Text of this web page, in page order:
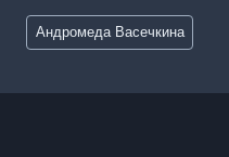
Метки
записи:
Андромеда Васечкина